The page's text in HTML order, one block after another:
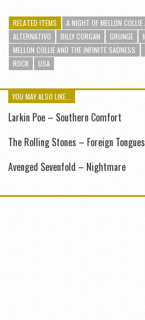
RELATED ITEMS
A NIGHT OF MELLON
ALTERNATIVO
BILLY CORGAN GRUNGE
MELLON COLLIE AND THE INFINITE SADNESS
ROCK
USA
YOU MAY ALSO LIKE...
Larkin Poe – Southern Comfort
The Rolling Stones – Foreign
Avenged Sevenfold – Nightmare